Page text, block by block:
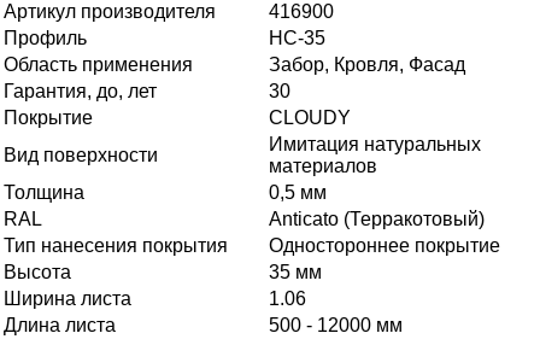
Артикул производителя
416900
Профиль
НС-35
Область применения
Забор, Кровля, Фасад
Гарантия, до, лет
30
Покрытие
CLOUDY
Вид поверхности
Имитация натуральных
материалов
Толщина
0,5 мм
RAL
Anticato (Терракотовый)
Тип нанесения покрытия
Одностороннее покрытие
Высота
35 мм
Ширина листа
1.06
Длина листа
500 - 12000 мм